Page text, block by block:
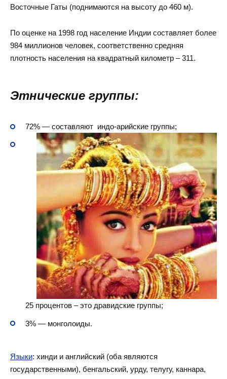
Восточные Гаты (поднимаются на высоту до 460 м).
По оценке на 1998 год население Индии составляет более
984 миллионов человек, соответственно средняя
плотность населения на квадратный километр – 311.
Этнические группы:
72% — составляют индо-арийские группы;
25 процентов – это дравидские группы;
3% — монголоиды.
Языки: хинди и английский (оба являются
государственными), бенгальский, урду, телугу, каннара,